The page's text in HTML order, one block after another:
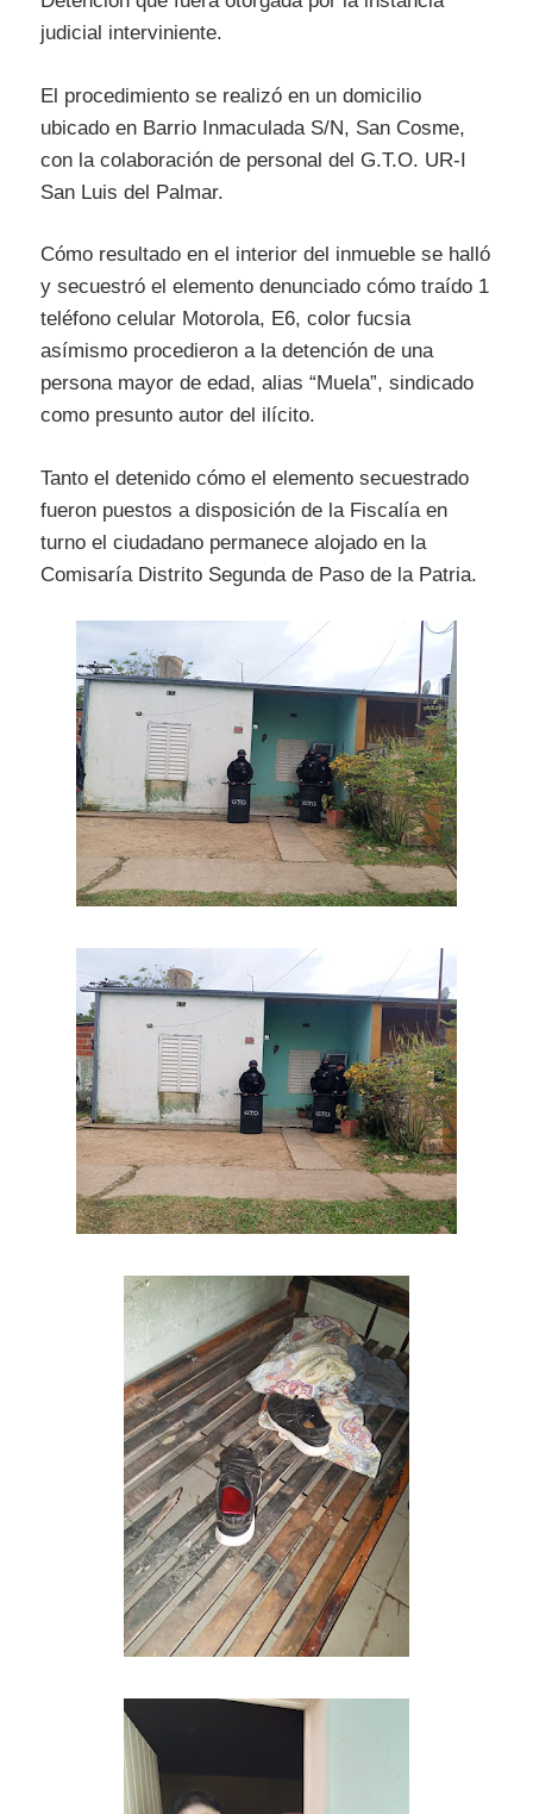
judicial interviniente.
El procedimiento se realizó en un domicilio
ubicado en Barrio Inmaculada S/N, San Cosme,
con la colaboración de personal del G.T.O. UR-I
San Luis del Palmar.
Cómo resultado en el interior del inmueble se halló
y secuestró el elemento denunciado cómo traído 1
teléfono celular Motorola, E6, color fucsia
asímismo procedieron a la detención de una
persona mayor de edad, alias “Muela”, sindicado
como presunto autor del ilícito.
Tanto el detenido cómo el elemento secuestrado
fueron puestos a disposición de la Fiscalía en
turno el ciudadano permanece alojado en la
Comisaría Distrito Segunda de Paso de la Patria.